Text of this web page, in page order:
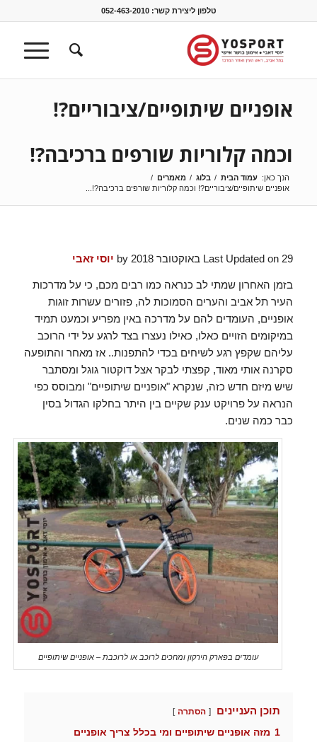
טלפון ליצירת קשר:052-463-2010
אופניים שיתופיים/ציבוריים?!
וכמה קלוריות שורפים ברכיבה?!
הנך כאן: עמוד הבית / בלוג / מאמרים /
אופניים שיתופיים/ציבוריים?! וכמה קלוריות שורפים ברכיבה?!...
Last Updated on 29 באוקטובר 2018 by יוסי זאבי
בזמן האחרון שמתי לב כנראה כמו רבים מכם, כי על מדרכות
העיר תל אביב והערים הסמוכות לה, פזורים עשרות זוגות
אופניים, העומדים להם על מדרכה באין מפריע וכמעט תמיד
במיקומים הזויים כאלו, כאילו נעצרו בצד לרגע על ידי הרוכב
עליהם שקפץ רגע לשיחים בכדי להתפנות.. אז מאחר והתופעה
סקרנה אותי מאוד, קפצתי לבקר אצל דוקטור גוגל ומסתבר
שיש מיזם חדש כזה, שנקרא "אופניים שיתופיים" ומבוסס כפי
הנראה על פרויקט ענק שקיים בין היתר בחלקו הגדול בסין
כבר כמה שנים.
עומדים בפארק הירקון ומחכים לרוכב או לרוכבת – אופניים שיתופיים
תוכן העניינים הסתרה
1 מזה אופניים שיתופיים ומי בכלל צריך אופניים